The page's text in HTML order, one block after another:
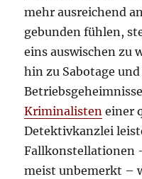
mehr ausreichend
gebunden fühlen,
eins auswischen zu
hin zu Sabotage
Kriminalisten einer
Detektivkanzlei
Fallkonstellationen
meist unbemerkt –